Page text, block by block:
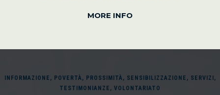
MORE INFO
INFORMAZIONE , POVERTÀ, PROSSIMITÀ, SENSIBILIZZAZIONE , SERVIZI ,
TESTIMONIANZE , VOLONTARIATO